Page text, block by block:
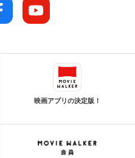
映画アプリの決定版！